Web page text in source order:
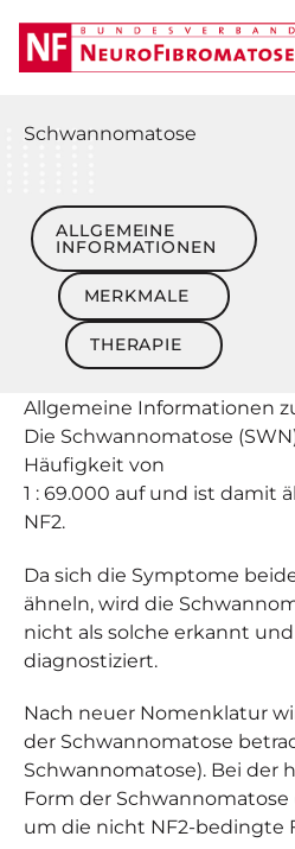
Schwannomatose
Allgemeine Informationen
ALLGEMEINE
INFORMATIONEN
Merkmale
MERKMALE
Therapie
THERAPIE
Allgemeine Informationen
Die Schwannomatose
Häufigkeit von
1 : 69.000 auf und ist damit
NF2.
Da sich die Symptome
ähneln, wird die
nicht als solche erkannt
diagnostiziert.
Nach neuer Nomenklatur
der Schwannomatose
Schwannomatose). Bei der
Form der Schwannomatose
um die nicht NF2-bedingte